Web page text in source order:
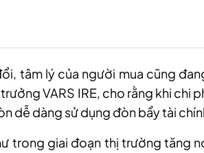
tâm lý của người mua cũng
VARS IRE, cho rằng khi chi
dễ dàng sử dụng đòn bẩy tài
trong giai đoạn thị trường tăng